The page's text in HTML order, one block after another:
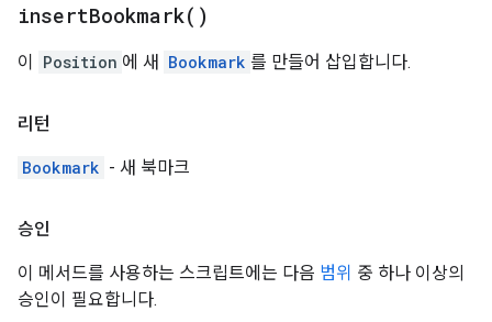
insertBookmark( )
이 Position 에 새 Bookmark 를 만들어 삽입합니다.
리턴
Bookmark - 새 북마크
승인
이 메서드를 사용하는 스크립트에는 다음 범위 중 하나 이상의
승인이 필요합니다.